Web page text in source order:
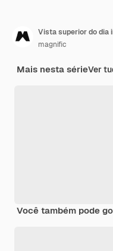
magnific
Mais nesta sérieVer
Você também pode